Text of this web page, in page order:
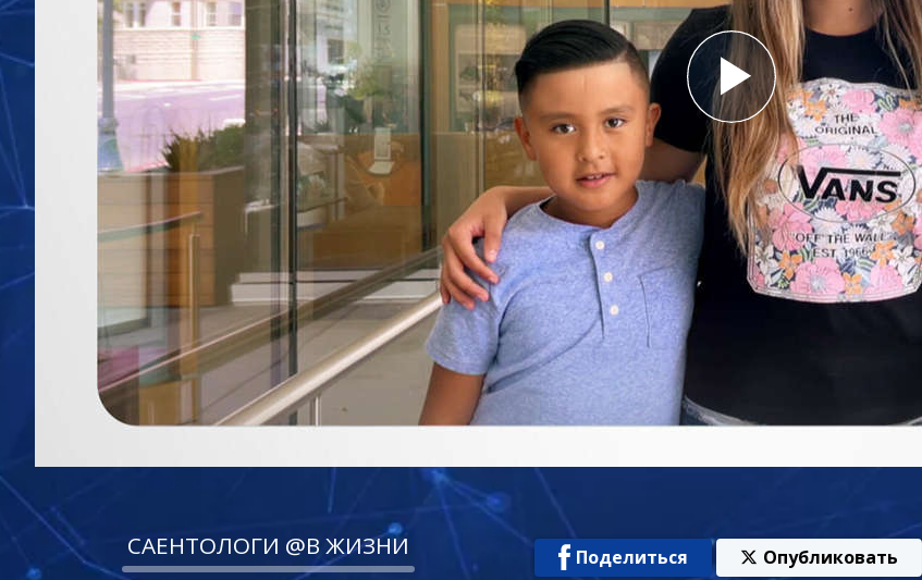
Play
Video
САЕНТОЛОГИ @В ЖИЗНИ Поделиться Опубликовать